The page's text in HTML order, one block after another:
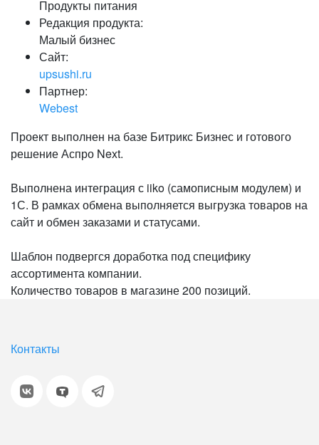
Забыли свой пароль?
Продукты питания
Редакция продукта:
Малый бизнес
Сайт:
upsushi.ru
Партнер:
Webest
Проект выполнен на базе Битрикс Бизнес и готового
решение Аспро Next.
Выполнена интеграция с iiko (самописным модулем) и
1С. В рамках обмена выполняется выгрузка товаров на
сайт и обмен заказами и статусами.
Шаблон подвергся доработка под специфику
ассортимента компании.
Количество товаров в магазине 200 позиций.
Контакты